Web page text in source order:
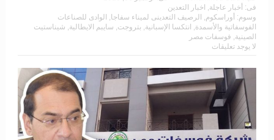
فى: أخبار عاجلة اخبار التعدين
وسوم: أوراسكوم الرصيف التعدينى لميناء سفاجا الوادى للصناعات
الفوسفاتية والأسمدة انتكسا الإسبانية بتروجت سايبم الايطالية شيناستيت
الصينية فوسفات مصر
لا يوجد تعليقات